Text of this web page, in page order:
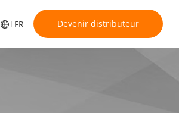
FR Devenir distributeur